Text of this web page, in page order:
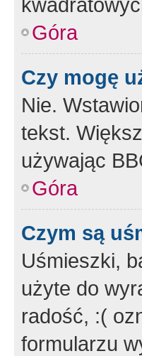
Góra
Czy mogę
Nie.
tekst.
używając
Góra
Czym są
Uśmieszki,
użyte do
radość, :(
formularzu